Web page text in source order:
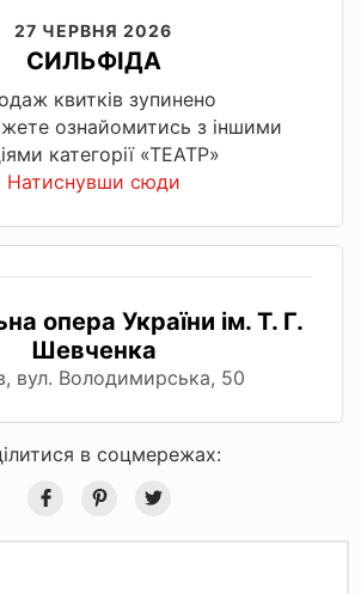
27 ЧЕРВНЯ 2026
СИЛЬФІДА
квитків зупинено
ознайомитись з іншими
категорії «ТЕАТР»
Натиснувши сюди
опера України ім. Т. Г.
Шевченка
вул. Володимирська, 50
в соцмережах: